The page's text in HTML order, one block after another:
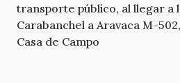
transporte público, al llegar a
Carabanchel a Aravaca M-
Casa de Campo